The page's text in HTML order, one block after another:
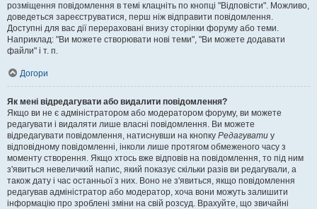
розміщення повідомлення в темі клацніть по кнопці "Відповісти". Можливо,
доведеться зареєструватися, перш ніж відправити повідомлення.
Доступні для вас дії перераховані внизу сторінки форуму або теми.
Наприклад: "Ви можете створювати нові теми", "Ви можете додавати
файли" і т. п.
Догори
Як мені відредагувати або видалити повідомлення?
Якщо ви не є адміністратором або модератором форуму, ви можете
редагувати і видаляти лише власні повідомлення. Ви можете
відредагувати повідомлення, натиснувши на кнопку Редагувати у
відповідному повідомленні, інколи лише протягом обмеженого часу з
моменту створення. Якщо хтось вже відповів на повідомлення, то під ним
з'явиться невеличкий напис, який показує скільки разів ви редагували, а
також дату і час останньої з них. Воно не з'явиться, якщо повідомлення
редагував адміністратор або модератор, хоча вони можуть залишити
інформацію про зроблені зміни на свій розсуд. Врахуйте, що звичайні